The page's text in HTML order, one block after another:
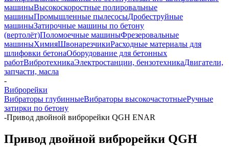
машиныВысокоскоростные полировальные
машиныПромышленные пылесосыДробеструйные
машиныЗатирочные машины по бетону
(вертолёт)Поломоечные машиныФрезеровальные
машиныХимияШвонарезчикиРасходные материалы для
шлифовки бетонаОборудование для бетонных
работВибротехникаЭлектростанции, бензотехникаДвигатели,
запчасти, масла
-
Виброрейки
Вибраторы глубинныеВибраторы высокочастотныеРучные
затирки по бетону
-Привод двойной виброрейки QGH ENAR
Привод двойной виброрейки QGH